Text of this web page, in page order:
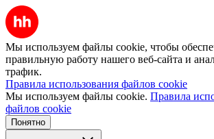
Мы используем файлы cookie, чтобы
правильную работу нашего веб-сайта и
трафик.
Правила использования файлов cookie
Мы используем файлы cookie. Правила
файлов cookie
Понятно